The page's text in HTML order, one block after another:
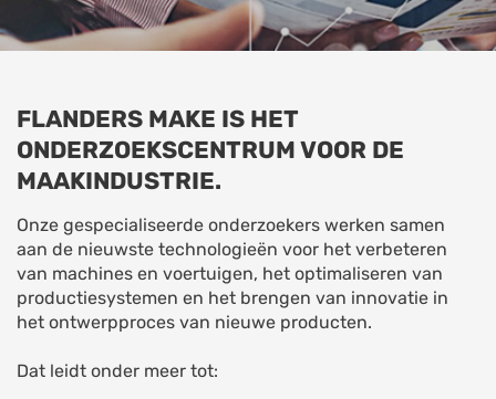
FLANDERS MAKE IS HET
ONDERZOEKSCENTRUM VOOR DE
MAAKINDUSTRIE.
Onze gespecialiseerde onderzoekers werken samen
aan de nieuwste technologieën voor het verbeteren
van machines en voertuigen, het optimaliseren van
productiesystemen en het brengen van innovatie in
het ontwerpproces van nieuwe producten.
Dat leidt onder meer tot: